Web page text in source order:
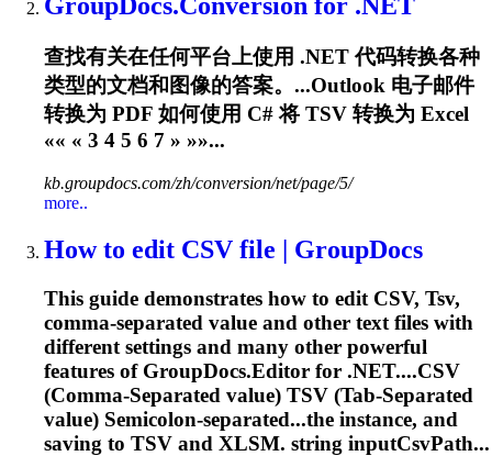
GroupDocs.Conversion for .NET
查找有关在任何平台上使用 .NET 代码转换各种
类型的文档和图像的答案。...Outlook 电子邮件
转换为 PDF 如何使用 C# 将 TSV 转换为 Excel
«« « 3 4 5 6 7 » »»...
kb.groupdocs.com/zh/conversion/net/page/5/
more..
How to edit CSV file | GroupDocs
This guide demonstrates how to edit CSV, Tsv,
comma-separated value and other text files with
different settings and many other powerful
features of GroupDocs.Editor for .NET....CSV
(Comma-Separated value) TSV (Tab-Separated
value) Semicolon-separated...the instance, and
saving to TSV and XLSM. string inputCsvPath...